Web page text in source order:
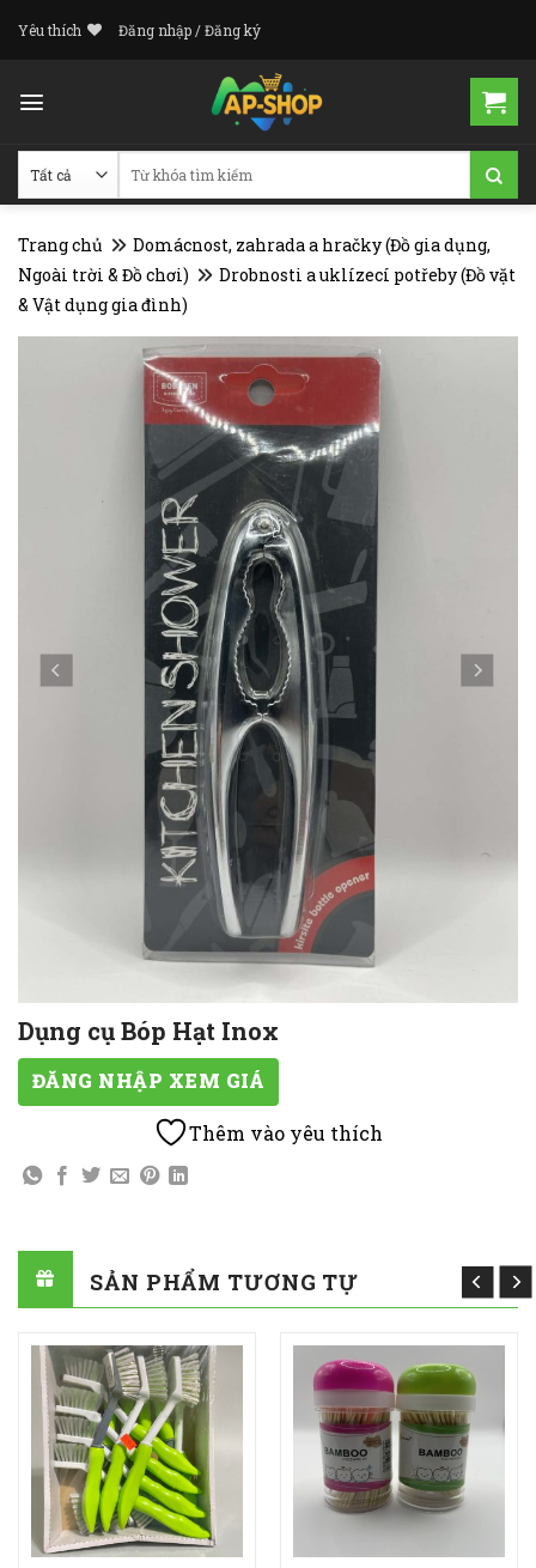
Yêu thích Đăng nhập / Đăng ký
Trang chủ
Domácnost, zahrada a hračky (Đồ gia dụng,
Ngoài trời & Đồ chơi)
Drobnosti a uklízecí potřeby (Đồ vặt
& Vật dụng gia đình)
Dụng cụ Bóp Hạt Inox
ĐĂNG NHẬP XEM GIÁ
Thêm vào yêu thích
SẢN PHẨM TƯƠNG TỰ